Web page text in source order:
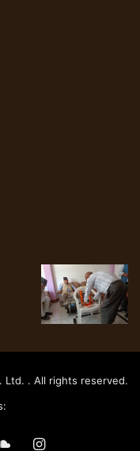
Ltd. . All rights reserved.
SoundCloud
Instagram